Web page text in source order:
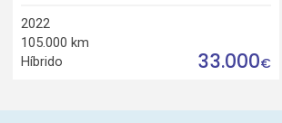
2022
105.000 km
Híbrido
33.000€